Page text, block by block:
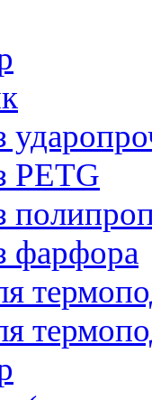
PETG
фарфора